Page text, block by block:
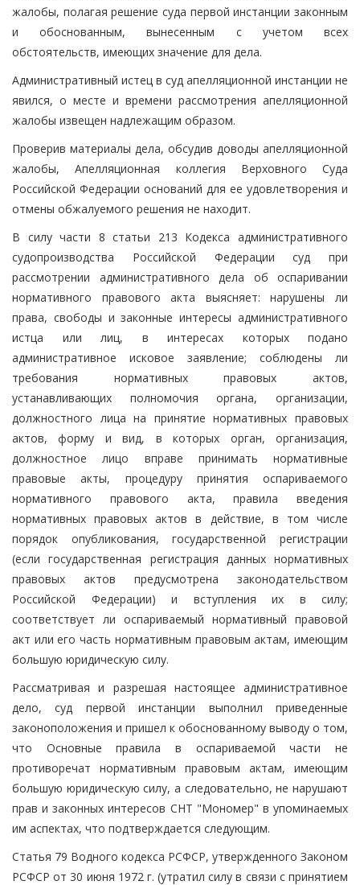
жалобы, полагая решение суда первой инстанции законным
и обоснованным, вынесенным с учетом всех
обстоятельств, имеющих значение для дела.
Административный истец в суд апелляционной инстанции не
явился, о месте и времени рассмотрения апелляционной
жалобы извещен надлежащим образом.
Проверив материалы дела, обсудив доводы апелляционной
жалобы, Апелляционная коллегия Верховного Суда
Российской Федерации оснований для ее удовлетворения и
отмены обжалуемого решения не находит.
В силу части 8 статьи 213 Кодекса административного
судопроизводства Российской Федерации суд при
рассмотрении административного дела об оспаривании
нормативного правового акта выясняет: нарушены ли
права, свободы и законные интересы административного
истца или лиц, в интересах которых подано
административное исковое заявление; соблюдены ли
требования нормативных правовых актов,
устанавливающих полномочия органа, организации,
должностного лица на принятие нормативных правовых
актов, форму и вид, в которых орган, организация,
должностное лицо вправе принимать нормативные
правовые акты, процедуру принятия оспариваемого
нормативного правового акта, правила введения
нормативных правовых актов в действие, в том числе
порядок опубликования, государственной регистрации
(если государственная регистрация данных нормативных
правовых актов предусмотрена законодательством
Российской Федерации) и вступления их в силу;
соответствует ли оспариваемый нормативный правовой
акт или его часть нормативным правовым актам, имеющим
большую юридическую силу.
Рассматривая и разрешая настоящее административное
дело, суд первой инстанции выполнил приведенные
законоположения и пришел к обоснованному выводу о том,
что Основные правила в оспариваемой части не
противоречат нормативным правовым актам, имеющим
большую юридическую силу, а следовательно, не нарушают
прав и законных интересов СНТ "Мономер" в упоминаемых
им аспектах, что подтверждается следующим.
Статья 79 Водного кодекса РСФСР, утвержденного Законом
РСФСР от 30 июня 1972 г. (утратил силу в связи с принятием